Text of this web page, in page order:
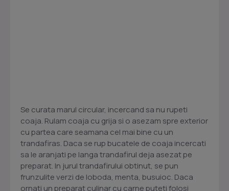
Se curata marul circular, incercand sa nu rupeti
coaja. Rulam coaja cu grija si o asezam spre exterior
cu partea care seamana cel mai bine cu un
trandafiras. Daca se rup bucatele de coaja incercati
sa le aranjati pe langa trandafirul deja asezat pe
preparat. In jurul trandafirului obtinut, se pun
frunzulite verzi de loboda, menta, busuioc. Daca
ornati un preparat culinar cu carne puteti folosi